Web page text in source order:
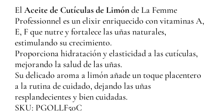
El Aceite de Cutículas de Limónde La Femme
Professionnel es un elixir enriquecido con vitaminas A,
E, F que nutre y fortalece las uñas naturales,
estimulando su crecimiento.
Proporciona hidratación y elasticidad a las cutículas,
mejorando la salud de las uñas.
Su delicado aroma a limón añade un toque placentero
a la rutina de cuidado, dejando las uñas
resplandecientes y bien cuidadas.
SKU: PGOLLF50C